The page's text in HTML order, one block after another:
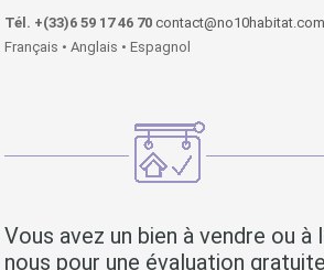
Tél. +(33)6 59 17 46 70 contact@no10habitat.com
Français • Anglais • Espagnol
Vous avez un bien à vendre ou à
nous pour une évaluation